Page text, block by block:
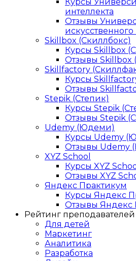
интеллекта
Отзывы
искусственного
Skillbox (Скиллбокс)
Курсы Skillbox
Отзывы Skillbox
Skillfactory
Курсы
Отзывы
Stepik (Степик)
Курсы Stepik
Отзывы Stepik
Udemy (Юдеми)
Курсы Udemy
Отзывы Udemy
XYZ School
Курсы XYZ
Отзывы XYZ
Яндекс Практикум
Курсы Яндекс
Отзывы Яндекс
Рейтинг преподавателей
Для детей
Маркетинг
Аналитика
Разработка